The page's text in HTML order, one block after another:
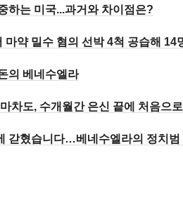
하는 미국...과거와 차이점은?
마약 밀수 혐의 선박 4척 공습해 14
의 베네수엘라
차도, 수개월간 은신 끝에 처음으
갇혔습니다…베네수엘라의 정치범